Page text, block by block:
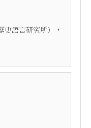
語言研究所）
，